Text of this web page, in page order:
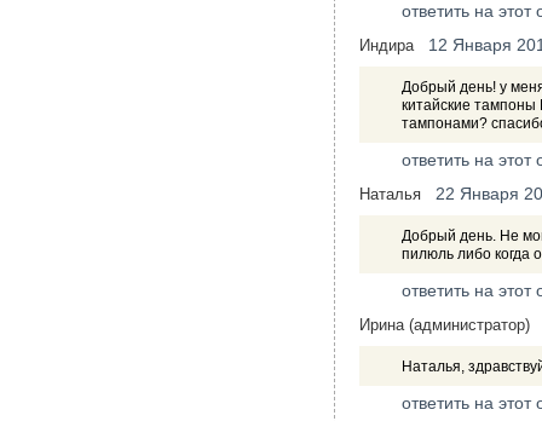
ответить на этот
Индира 12 Января
Добрый день! у
китайские
тампонами?
ответить на этот
Наталья 22 Января
Добрый день. Не
пилюль либо когда
ответить на этот
Ирина (администратор)
Наталья,
ответить на этот